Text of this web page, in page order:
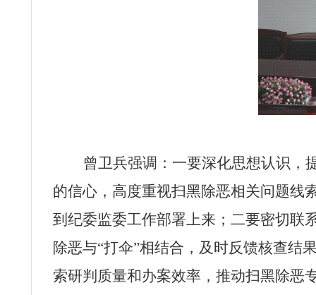
曾卫兵强调：一要深化思想认识，
的信心，高度重视扫黑除恶相关问题线
到纪委监委工作部署上来；二要密切联
除恶与“打伞”相结合，及时反馈核查结
索研判质量和办案效率，推动扫黑除恶